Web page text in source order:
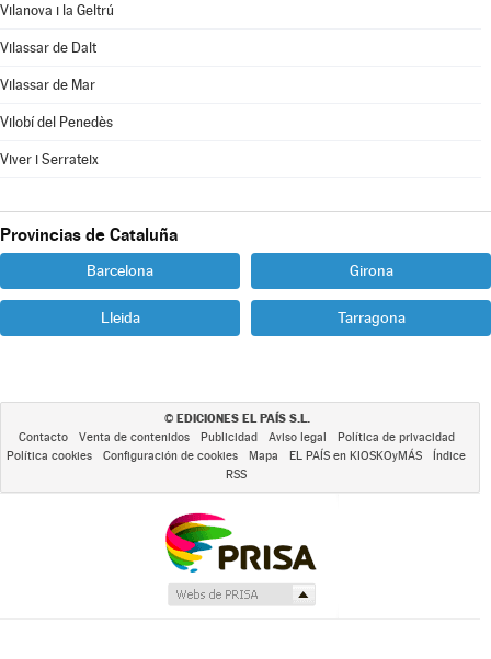
Vilanova i la Geltrú
Vilassar de Dalt
Vilassar de Mar
Vilobí del Penedès
Viver i Serrateix
Provincias de Cataluña
Barcelona Girona
Lleida Tarragona
© EDICIONES EL PAÍS S.L.
Contacto Venta de contenidos Publicidad Aviso legal
Política de privacidad
Política cookies
Configuración de cookies Mapa EL PAÍS en KIOSKOyMÁS
Índice
RSS